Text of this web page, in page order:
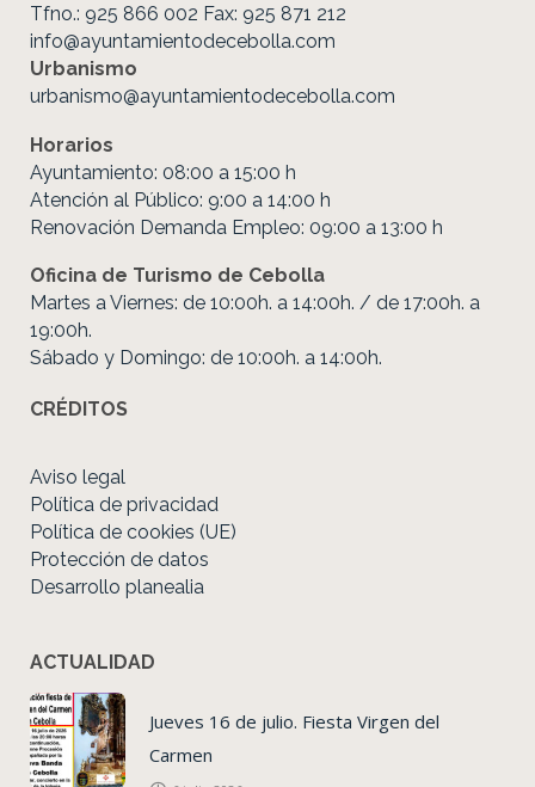
Tfno.: 925 866 002 Fax: 925 871 212
info@ayuntamientodecebolla.com
Urbanismo
urbanismo@ayuntamientodecebolla.com
Horarios
Ayuntamiento: 08:00 a 15:00 h
Atención al Público: 9:00 a 14:00 h
Renovación Demanda Empleo: 09:00 a 13:00 h
Oficina de Turismo de Cebolla
Martes a Viernes: de 10:00h. a 14:00h. / de 17:00h. a
19:00h.
Sábado y Domingo: de 10:00h. a 14:00h.
CRÉDITOS
Aviso legal
Política de privacidad
Política de cookies (UE)
Protección de datos
Desarrollo planealia
ACTUALIDAD
Jueves 16 de julio. Fiesta Virgen del
Carmen